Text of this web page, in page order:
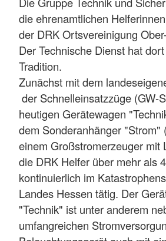
die ehrenamtlichen
der DRK Ortsvereinigung
Der Technische Dienst hat
Tradition.
Zunächst mit dem
der Schnelleinsatzzüge (GW-
heutigen Gerätewagen
dem Sonderanhänger "Strom"
einem Großstromerzeuger mit
die DRK Helfer über mehr als
kontinuierlich im
Landes Hessen tätig. Der
"Technik" ist unter anderem
umfangreichen